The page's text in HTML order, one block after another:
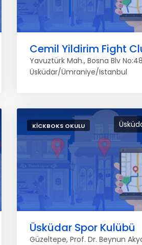
Cemil Yildirim Fight
Yavuztürk Mah., Bosna Blv
Üsküdar/Ümraniye/Istanbul
KICKBOKS OKULU
Üsküdar Spor Kulübü
Güzeltepe, Prof. Dr. Beynun